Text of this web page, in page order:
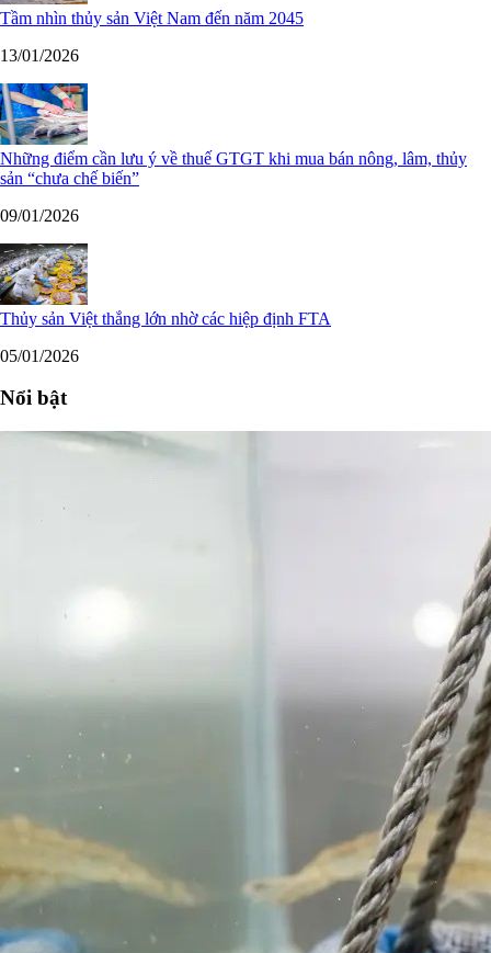
Tầm nhìn thủy sản Việt Nam đến năm 2045
13/01/2026
Những điểm cần lưu ý về thuế GTGT khi mua bán nông, lâm, thủy
sản “chưa chế biến”
09/01/2026
Thủy sản Việt thắng lớn nhờ các hiệp định FTA
05/01/2026
Nổi bật